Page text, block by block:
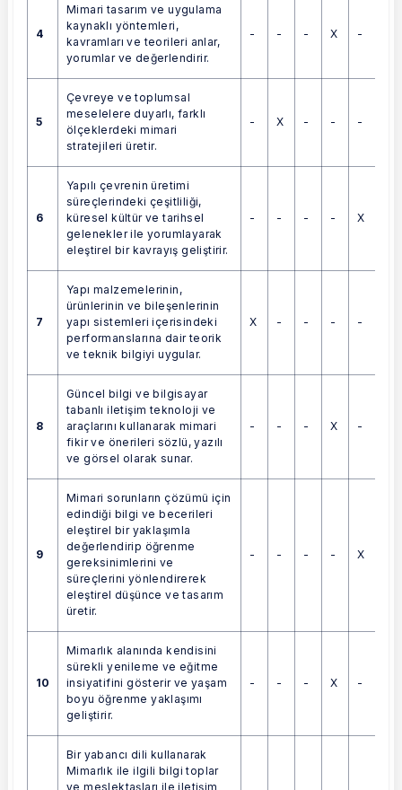
4
Mimari tasarım ve uygulama
kaynaklı yöntemleri,
kavramları ve teorileri anlar,
yorumlar ve değerlendirir.
- - - X -
5
Çevreye ve toplumsal
meselelere duyarlı, farklı
ölçeklerdeki mimari
stratejileri üretir.
- X - - -
6
Yapılı çevrenin üretimi
süreçlerindeki çeşitliliği,
küresel kültür ve tarihsel
gelenekler ile yorumlayarak
eleştirel bir kavrayış geliştirir.
- - - - X
7
Yapı malzemelerinin,
ürünlerinin ve bileşenlerinin
yapı sistemleri içerisindeki
performanslarına dair teorik
ve teknik bilgiyi uygular.
X - - - -
8
Güncel bilgi ve bilgisayar
tabanlı iletişim teknoloji ve
araçlarını kullanarak mimari
fikir ve önerileri sözlü, yazılı
ve görsel olarak sunar.
- - - X -
9
Mimari sorunların çözümü için
edindiği bilgi ve becerileri
eleştirel bir yaklaşımla
değerlendirip öğrenme
gereksinimlerini ve
süreçlerini yönlendirerek
eleştirel düşünce ve tasarım
üretir.
- - - - X
10
Mimarlık alanında kendisini
sürekli yenileme ve eğitme
insiyatifini gösterir ve yaşam
boyu öğrenme yaklaşımı
geliştirir.
- - - X -
Bir yabancı dili kullanarak
Mimarlık ile ilgili bilgi toplar
ve meslektaşları ile iletişim